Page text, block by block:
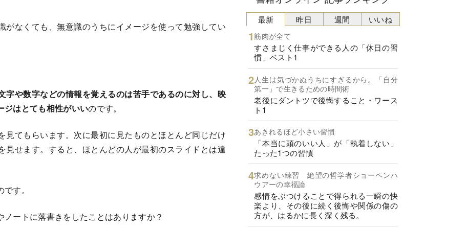
なくても、無意識のうちにイメージを使って勉強してい
字や数字などの情報を覚えるのは苦手であるのに対し、映
ジはとても相性がいいのです。
てもらいます。次に最初に見たものとほとんど同じだけ
見せます。すると、ほとんどの人が最初のスライドとは違
す。
ートに落書きをしたことはありますか？
最新
筋肉が全て
すさまじく仕事ができる人の「休日の習
慣」ベスト1
人生は気づかぬうちにすぎるから。「自分
第一」で生きるための時間術
老後にダントツで後悔すること・ワース
ト1
あきれるほど小さい習慣
「本当に頭のいい人」が「執着しない」
たった1つの習慣
求めない練習 絶望の哲学者ショーペンハ
ウアーの幸福論
感情をぶつけることで得られる一瞬の快
楽より、その後に続く後悔や関係の傷の
方が、はるかに長く深く残る。
昨日 週間 いいね